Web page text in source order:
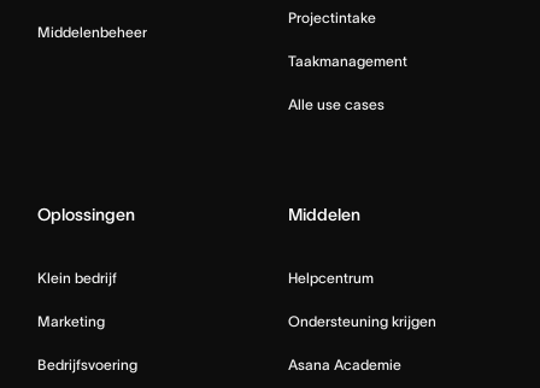
Middelenbeheer
Projectintake
Taakmanagement
Alle use cases
Oplossingen
Klein bedrijf
Marketing
Bedrijfsvoering
Middelen
Helpcentrum
Ondersteuning krijgen
Asana Academie